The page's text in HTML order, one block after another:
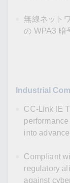
無線ネット
の WPA3 暗
Industrial
CC-Link IE
into
Compliant
regulatory
against